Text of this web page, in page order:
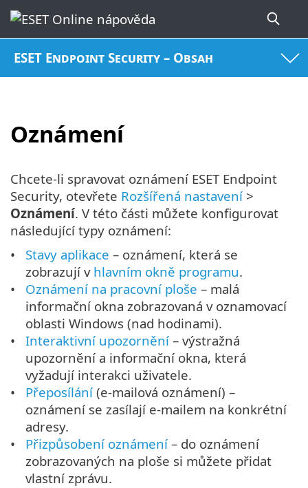
ESET Endpoint Security – Obsah
Oznámení
Chcete-li spravovat oznámení ESET Endpoint
Security, otevřete Rozšířená nastavení >
Oznámení. V této části můžete konfigurovat
následující typy oznámení:
Stavy aplikace – oznámení, která se
zobrazují v hlavním okně programu.
Oznámení na pracovní ploše – malá
informační okna zobrazovaná v oznamovací
oblasti Windows (nad hodinami).
Interaktivní upozornění – výstražná
upozornění a informační okna, která
vyžadují interakci uživatele.
Přeposílání (e-mailová oznámení) –
oznámení se zasílají e-mailem na konkrétní
adresy.
Přizpůsobení oznámení – do oznámení
zobrazovaných na ploše si můžete přidat
vlastní zprávu.